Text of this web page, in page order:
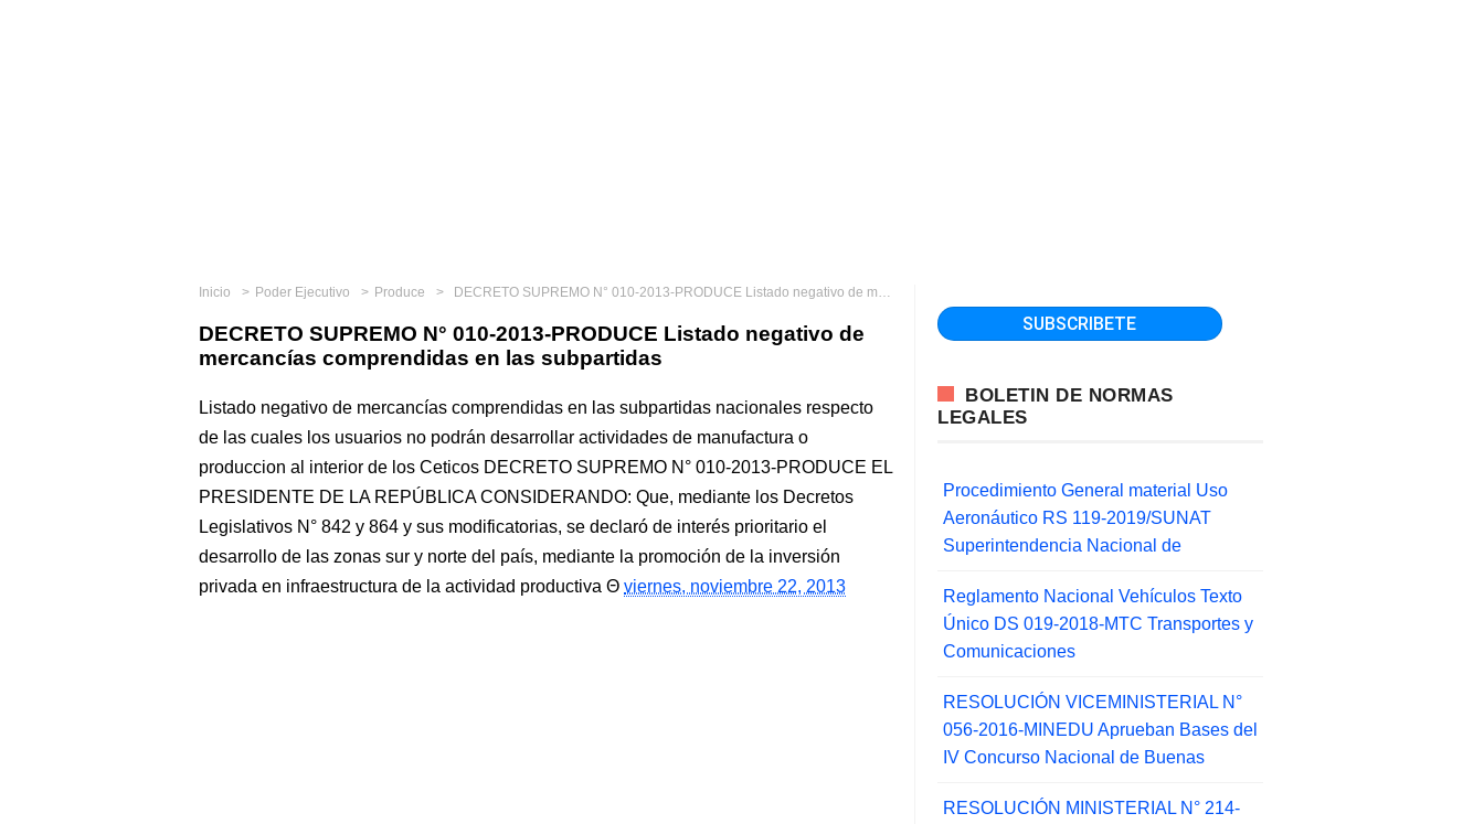
Inicio Poder Ejecutivo Produce DECRETO SUPREMO N° 010-2013-PRODUCE Listado negativo de mercancías comprendidas en las subpartidas
DECRETO SUPREMO N° 010-2013-PRODUCE Listado negativo de
mercancías comprendidas en las subpartidas
Listado negativo de mercancías comprendidas en las subpartidas nacionales respecto
de las cuales los usuarios no podrán desarrollar actividades de manufactura o
produccion al interior de los Ceticos DECRETO SUPREMO N° 010-2013-PRODUCE EL
PRESIDENTE DE LA REPÚBLICA CONSIDERANDO: Que, mediante los Decretos
Legislativos N° 842 y 864 y sus modificatorias, se declaró de interés prioritario el
desarrollo de las zonas sur y norte del país, mediante la promoción de la inversión
privada en infraestructura de la actividad productiva
viernes, noviembre 22, 2013
BOLETIN DE NORMAS
LEGALES
Procedimiento General material Uso
Aeronáutico RS 119-2019/SUNAT
Superintendencia Nacional de
Reglamento Nacional Vehículos Texto
Único DS 019-2018-MTC Transportes y
Comunicaciones
RESOLUCIÓN VICEMINISTERIAL N°
056-2016-MINEDU Aprueban Bases del
IV Concurso Nacional de Buenas
RESOLUCIÓN MINISTERIAL N° 214-